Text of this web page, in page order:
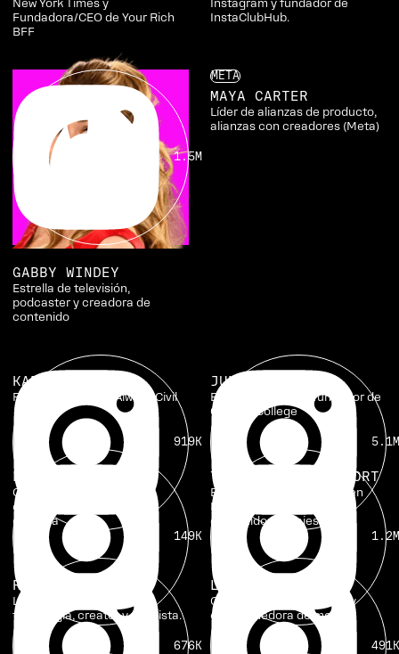
New York Times y
Fundadora/CEO de Your Rich
BFF
Instagram y fundador de
InstaClubHub.
1.5M
GABBY WINDEY
Estrella de televisión,
podcaster y creadora de
contenido
META
MAYA CARTER
Líder de alianzas de producto,
alianzas con creadores (Meta)
919K
KAREN CIVIL
Fundadora y CEO, Always Civil
5.1M
JUN YUH
Emprendedor y cofundador de
Creator College
149K
LETICIA IMAI
Creadora de contenido y
experta en comunicación
creativa
1.2M
THE LOVERS PASSPORT
Expertos en crecimiento en
Instagram y creadores de
contenido de viajes
676K
ROBERTO NICKSON
Líder de pensamiento en
tecnología, creator y futurista.
491K
LETICIA VAZ
Creadora, conferencista y
emprendedora de moda.